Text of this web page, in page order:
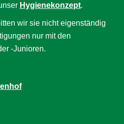
Hygienekonzept.
wir sie nicht eigenständig
nur mit den
-Junioren.